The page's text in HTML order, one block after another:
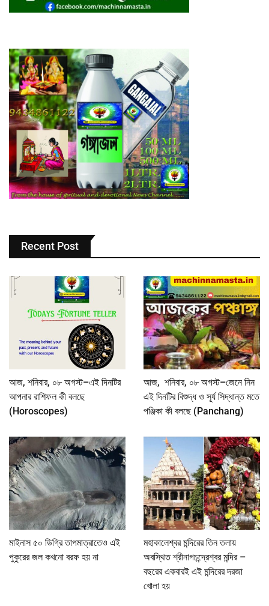
Recent Post
আজ, শনিবার, ০৮ অগস্ট–এই দিনটির
আপনার রাশিফল কী বলছে
(Horoscopes)
আজ, শনিবার, ০৮ অগস্ট–জেনে নিন
এই দিনটির বিশুদ্ধ ও সূর্য সিদ্ধান্ত মতে
পঞ্জিকা কী বলছে (Panchang)
মাইনাস ৫০ ডিগ্রি তাপমাত্রাতেও এই
পুকুরের জল কখনো বরফ হয় না
মহাকালেশ্বর মন্দিরের তিন তলায়
অবস্থিত শ্রীনাগচন্দ্রেশ্বর মন্দির –
বছরের একবারই এই মন্দিরের দরজা
খোলা হয়